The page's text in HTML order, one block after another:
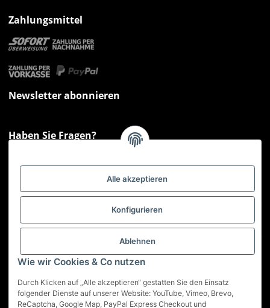
Alle akzeptieren
Konfigurieren
Ablehnen
Wie wir Cookies & Co nutzen
Durch Klicken auf „Alle akzeptieren“ gestatten Sie den Einsatz
folgender Dienste auf unserer Website: YouTube, Vimeo, Brevo,
ReCaptcha, Google Map, PayPal Express Checkout und
Zahlungsmittel
Newsletter abonnieren
Haben Sie Fragen?
Montag - Freitag: 09:00 - 17:00 Uhr
Gesetzliche Informationen
Service